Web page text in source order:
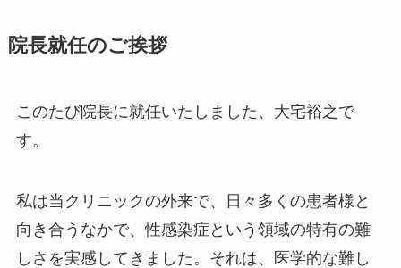
院長就任のご挨拶
このたび院長に就任いたしました、大宅裕之で
す。
私は当クリニックの外来で、日々多くの患者様と
向き合うなかで、性感染症という領域の特有の難
しさを実感してきました。それは、医学的な難し